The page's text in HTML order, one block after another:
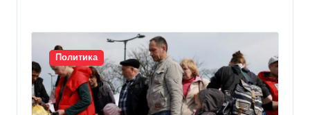
и
с
я
Политика